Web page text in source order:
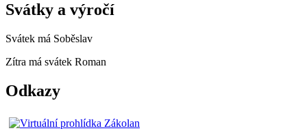
Svátky a výročí
Svátek má Soběslav
Zítra má svátek Roman
Odkazy